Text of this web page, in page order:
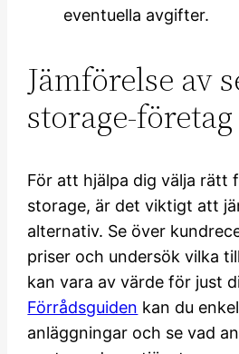
eventuella avgifter.
Jämförelse av
storage-företag
För att hjälpa dig välja rätt
storage, är det viktigt att
alternativ. Se över
priser och undersök vilka
kan vara av värde för just
Förrådsguiden kan du
anläggningar och se vad